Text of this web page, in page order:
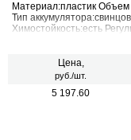
Материал:пластик
Тип
Химостойкость:есть
Цена,
руб./шт.
5 197.60